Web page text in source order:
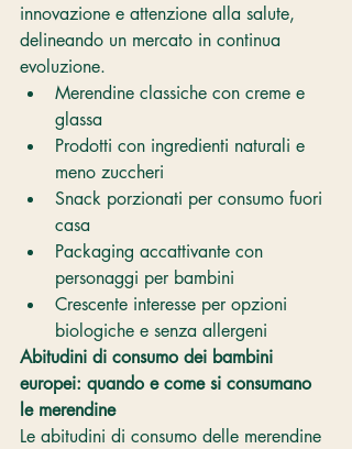
innovazione e attenzione alla salute,
delineando un mercato in continua
evoluzione.
Merendine classiche con creme e
glassa
Prodotti con ingredienti naturali e
meno zuccheri
Snack porzionati per consumo fuori
casa
Packaging accattivante con
personaggi per bambini
Crescente interesse per opzioni
biologiche e senza allergeni
Abitudini di consumo dei bambini
europei: quando e come si consumano
le merendine
Le abitudini di consumo delle merendine